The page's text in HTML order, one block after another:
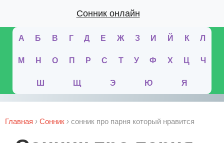
Сонник онлайн
А Б В Г Д Е Ж З И Й К Л
М Н О П Р С Т У Ф Х Ц Ч
Ш Щ Э Ю Я
Главная › Сонник › сонник про парня который нравится